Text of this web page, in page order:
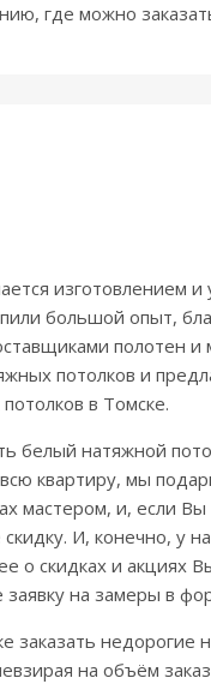
где можно
изготовлением
большой опыт,
полотен и
потолков и
в Томске.
белый натяжной
квартиру, мы
мастером, и, если
И, конечно, у
о скидках и акциях
на замеры в
заказать
на объём